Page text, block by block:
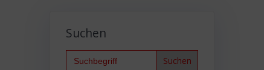
Suchen
Search
for: